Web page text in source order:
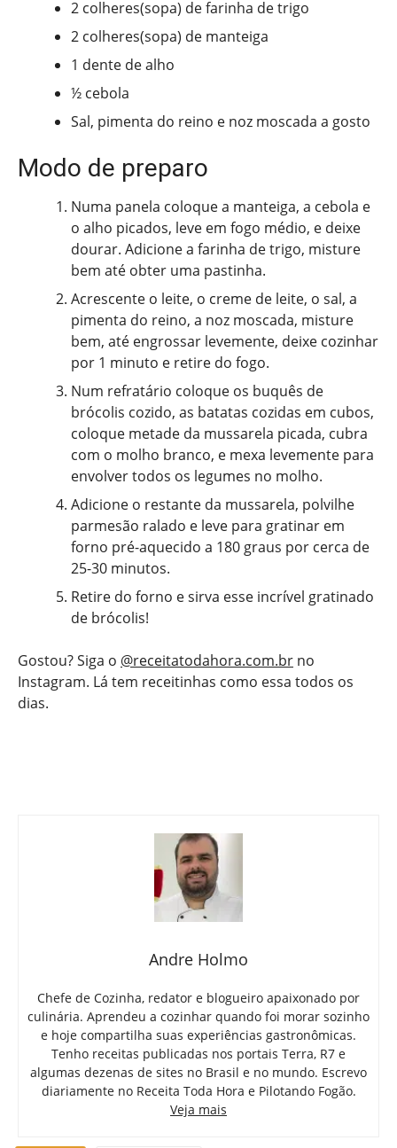
2 colheres(sopa) de farinha de trigo
2 colheres(sopa) de manteiga
1 dente de alho
½ cebola
Sal, pimenta do reino e noz moscada a gosto
Modo de preparo
Numa panela coloque a manteiga, a cebola e
o alho picados, leve em fogo médio, e deixe
dourar. Adicione a farinha de trigo, misture
bem até obter uma pastinha.
Acrescente o leite, o creme de leite, o sal, a
pimenta do reino, a noz moscada, misture
bem, até engrossar levemente, deixe cozinhar
por 1 minuto e retire do fogo.
Num refratário coloque os buquês de
brócolis cozido, as batatas cozidas em cubos,
coloque metade da mussarela picada, cubra
com o molho branco, e mexa levemente para
envolver todos os legumes no molho.
Adicione o restante da mussarela, polvilhe
parmesão ralado e leve para gratinar em
forno pré-aquecido a 180 graus por cerca de
25-30 minutos.
Retire do forno e sirva esse incrível gratinado
de brócolis!
Gostou? Siga o @receitatodahora.com.br no
Instagram. Lá tem receitinhas como essa todos os
dias.
Andre Holmo
Chefe de Cozinha, redator e blogueiro apaixonado por
culinária. Aprendeu a cozinhar quando foi morar sozinho
e hoje compartilha suas experiências gastronômicas.
Tenho receitas publicadas nos portais Terra, R7 e
algumas dezenas de sites no Brasil e no mundo. Escrevo
diariamente no Receita Toda Hora e Pilotando Fogão.
Veja mais